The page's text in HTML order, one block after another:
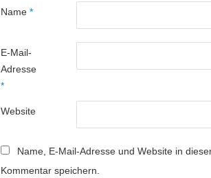
Name *
E-Mail-
Adresse
*
Website
Name, E-Mail-Adresse und Website in
Kommentar speichern.